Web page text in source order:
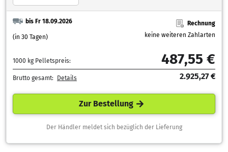
bis Fr 18.09.2026
(in 30 Tagen)
Rechnung
keine weiteren Zahlarten
1000 kg Pelletspreis: 487,55 €
Brutto gesamt: Details 2.925,27 €
Zur Bestellung
Der Händler meldet sich bezüglich der Lieferung